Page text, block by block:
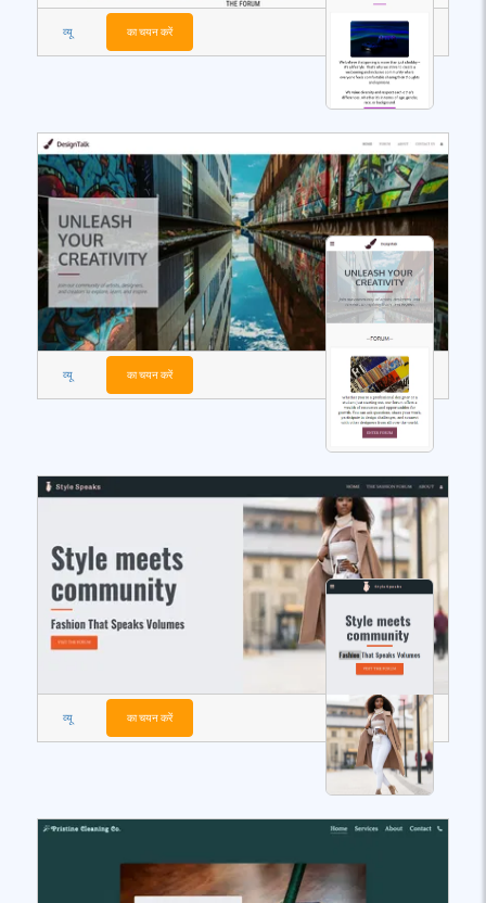
व्यू का चयन करें
व्यू का चयन करें
व्यू का चयन करें